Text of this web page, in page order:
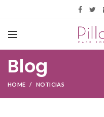
Blog
HOME NOTICIAS